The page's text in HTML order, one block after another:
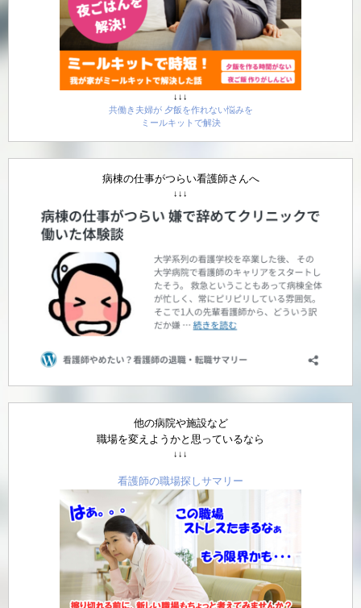
↓↓↓
共働き夫婦が 夕飯を作れない悩みを
ミールキットで解決
病棟の仕事がつらい看護師さんへ
↓↓↓
他の病院や施設など
職場を変えようかと思っているなら
↓↓↓
看護師の職場探しサマリー